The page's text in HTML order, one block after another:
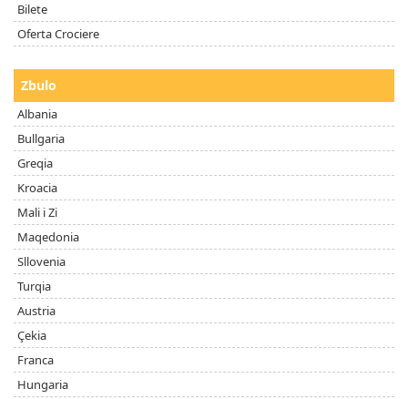
Bilete
Oferta Crociere
Zbulo
Albania
Bullgaria
Greqia
Kroacia
Mali i Zi
Maqedonia
Sllovenia
Turqia
Austria
Çekia
Franca
Hungaria